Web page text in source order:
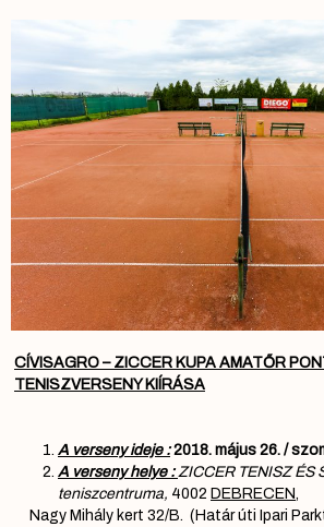
CÍVISAGRO – ZICCER KUPA AMATŐR
TENISZVERSENY KIÍRÁSA
A verseny ideje :2018. május 26. /
A verseny helye :ZICCER TENISZ ÉS
teniszcentruma, 4002 DEBRECEN,
Nagy Mihály kert 32/B. (Határ úti Ipari